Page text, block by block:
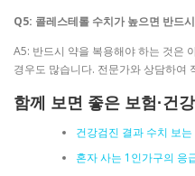
Q5: 콜레스테롤 수치가 높으면 반드
A5: 반드시 약을 복용해야 하는 것은
경우도 많습니다. 전문가와 상담하여
함께 보면 좋은 보험·건
건강검진 결과 수치 보
혼자 사는 1인가구의 응